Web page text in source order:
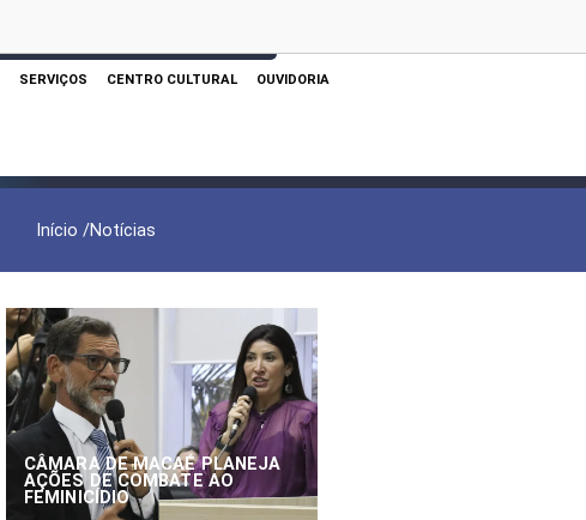
SERVIÇOS CENTRO CULTURAL OUVIDORIA
Início /Notícias
CÂMARA DE MACAÉ PLANEJA
AÇÕES DE COMBATE AO
FEMINICÍDIO